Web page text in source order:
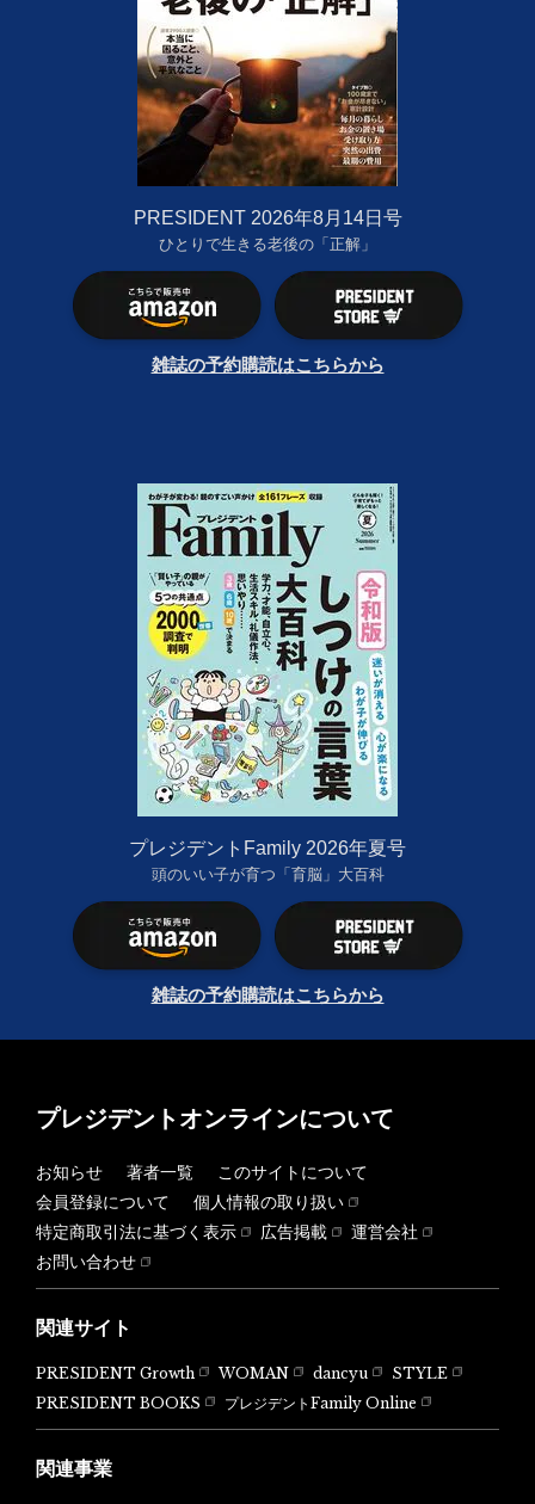
PRESIDENT 2026年8月14日号
ひとりで生きる老後の「正解」
雑誌の予約購読はこちらから
プレジデントFamily 2026年夏号
頭のいい子が育つ「育脳」大百科
雑誌の予約購読はこちらから
プレジデントオンラインについて
お知らせ 著者一覧
このサイトについて
会員登録について
個人情報の取り扱い
特定商取引法に基づく表示
広告掲載
運営会社
お問い合わせ
関連サイト
PRESIDENT Growth WOMAN dancyu
STYLE
PRESIDENT BOOKS
プレジデントFamily Online
関連事業